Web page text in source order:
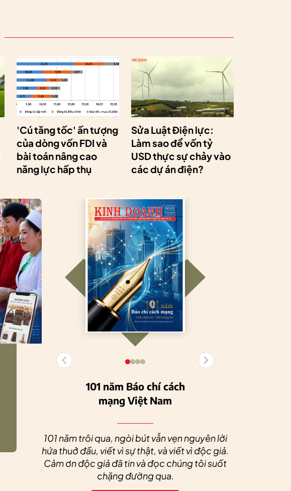
'Cú tăng tốc' ấn tượng
của dòng vốn FDI và
bài toán nâng cao
năng lực hấp thụ
Sửa Luật Điện lực:
Làm sao để vốn tỷ
USD thực sự chảy vào
các dự án điện?
lực cho nông
nghiệp bền vững
101 năm Báo chí cách
mạng Việt Nam
101 năm trôi qua, ngòi bút vẫn vẹn nguyên lời
hứa thuở đầu, viết vì sự thật, và viết vì độc giả.
Cảm ơn độc giả đã tin và đọc chúng tôi suốt
chặng đường qua.